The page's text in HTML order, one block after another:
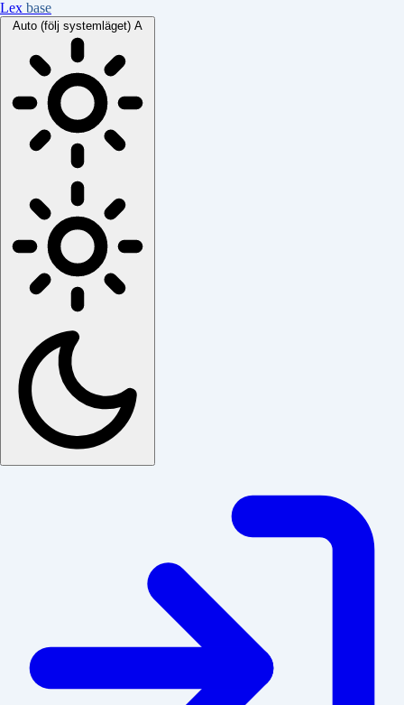
Lex base
Auto (följ systemläget) A